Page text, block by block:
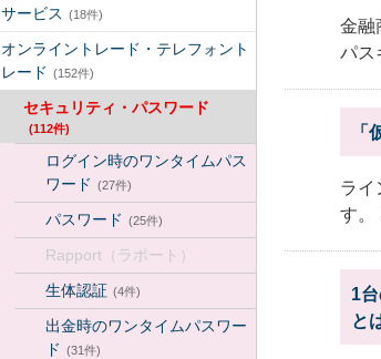
サービス (18件)
オンライントレード・テレフォント
レード (152件)
セキュリティ・パスワード
(112件)
ログイン時のワンタイムパス
ワード (27件)
パスワード (25件)
Rapport（ラポート）
生体認証 (4件)
出金時のワンタイムパスワー
ド (31件)
金融
パス
ライ
す。
1
と